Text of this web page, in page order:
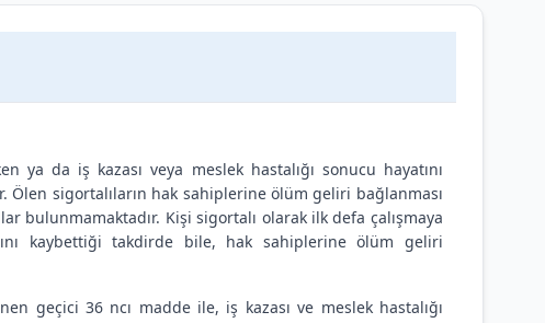
da iş kazası veya meslek hastalığı sonucu hayatını
sigortalıların hak sahiplerine ölüm geliri bağlanması
bulunmamaktadır. Kişi sigortalı olarak ilk defa çalışmaya
kaybettiği takdirde bile, hak sahiplerine ölüm geliri
geçici 36 ncı madde ile, iş kazası ve meslek hastalığı